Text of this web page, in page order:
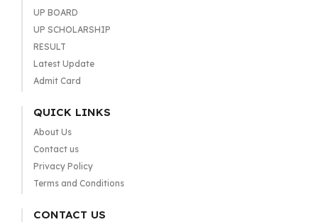
UP BOARD
UP SCHOLARSHIP
RESULT
Latest Update
Admit Card
QUICK LINKS
About Us
Contact us
Privacy Policy
Terms and Conditions
CONTACT US